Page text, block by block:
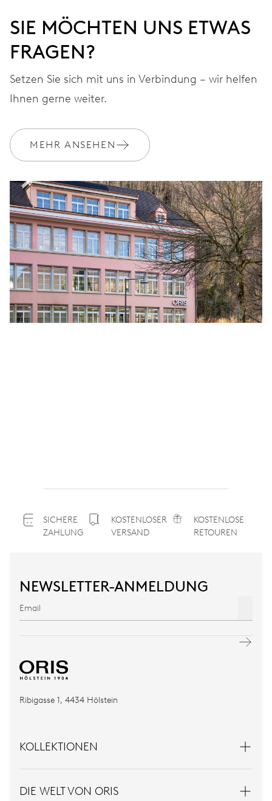
SIE MÖCHTEN UNS ETWAS
FRAGEN?
Setzen Sie sich mit uns in Verbindung – wir helfen
Ihnen gerne weiter.
MEHR ANSEHEN
SICHERE
ZAHLUNG
KOSTENLOSER
VERSAND
KOSTENLOSE
RETOUREN
NEWSLETTER-ANMELDUNG
Ribigasse 1, 4434 Hölstein
KOLLEKTIONEN
DIE WELT VON ORIS